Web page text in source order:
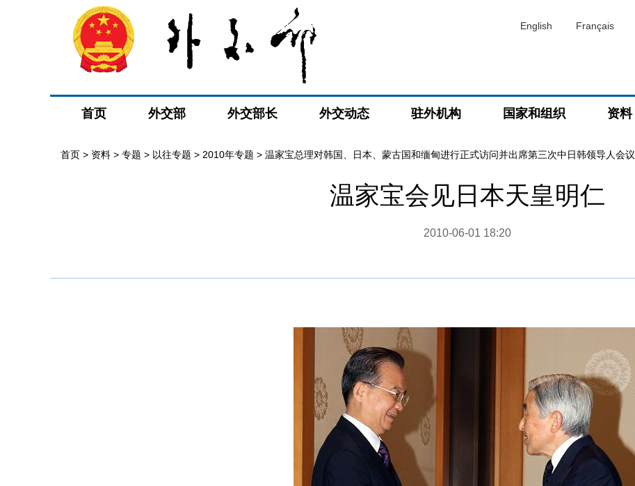
English Français
首页 外交部 外交部长 外交动态 驻外机构 国家和组织 资料
首页 > 资料 > 专题 > 以往专题 > 2010年专题 > 温家宝总理对韩国、日本、蒙古国和缅甸进行正式访问并出席第三次中日韩领导人会议
温家宝会见日本天皇明仁
2010-06-01 18:20